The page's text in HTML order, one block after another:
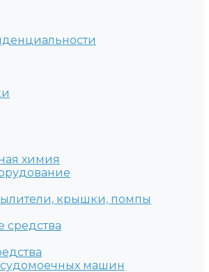
химия
крышки, помпы
средства
машин